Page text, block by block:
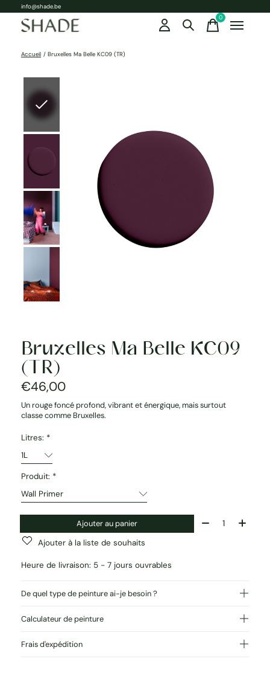
info@shade.be
0items
Accueil / Bruxelles Ma Belle KC09 (TR)
Bruxelles Ma Belle KC09
(TR)
€46,00
Un rouge foncé profond, vibrant et énergique, mais surtout
classe comme Bruxelles.
Litres: *
Produit: *
Ajouter au panier Quantité:
Ajouter à la liste de souhaits
Heure de livraison: 5 - 7 jours ouvrables
De quel type de peinture ai-je besoin ?
Calculateur de peinture
Frais d'expédition